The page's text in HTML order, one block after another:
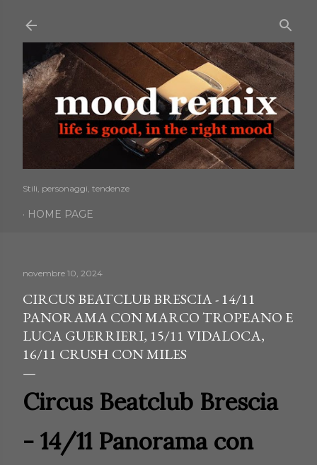
Stili, personaggi, tendenze
HOME PAGE
novembre 10, 2024
CIRCUS BEATCLUB BRESCIA - 14/11
PANORAMA CON MARCO TROPEANO E
LUCA GUERRIERI, 15/11 VIDALOCA,
16/11 CRUSH CON MILES
Circus Beatclub Brescia
- 14/11 Panorama con